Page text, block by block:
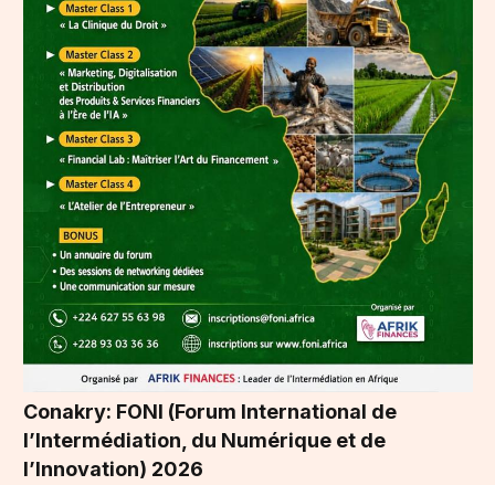
Conakry: FONI (Forum International de
l’Intermédiation, du Numérique et de
l’Innovation) 2026